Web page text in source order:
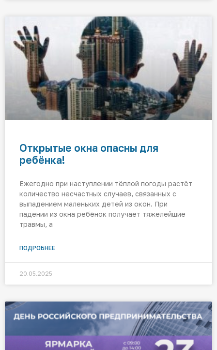
Открытые окна опасны для
ребёнка!
Ежегодно при наступлении тёплой погоды растёт
количество несчастных случаев, связанных с
выпадением маленьких детей из окон. При
падении из окна ребёнок получает тяжелейшие
травмы, а
ПОДРОБНЕЕ
20.05.2025